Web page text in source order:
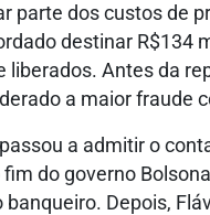
parte dos custos de
destinar R$134
Antes da
a maior fraude
a admitir o
do governo
Depois,